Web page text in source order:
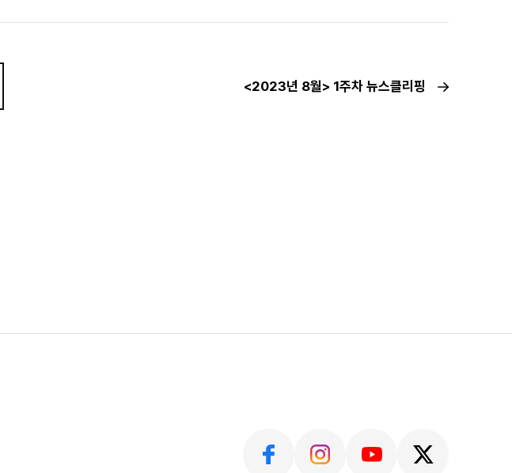
<2023년 8월> 1주차 뉴스클리핑